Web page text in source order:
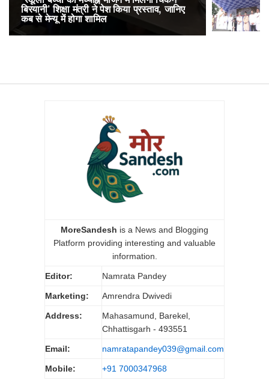
बिरयानी’ शिक्षा मंत्री ने पेश किया प्रस्ताव, जानिए
कब से मेन्यू में होगा शामिल
लोकप्रिय,
अनारक्षित
MoreSandesh is a News and Blogging
Platform providing interesting and valuable
information.
Editor: Namrata Pandey
Marketing: Amrendra Dwivedi
Address:
Mahasamund, Barekel,
Chhattisgarh - 493551
Email: namratapandey039@gmail.com
Mobile: +91 7000347968